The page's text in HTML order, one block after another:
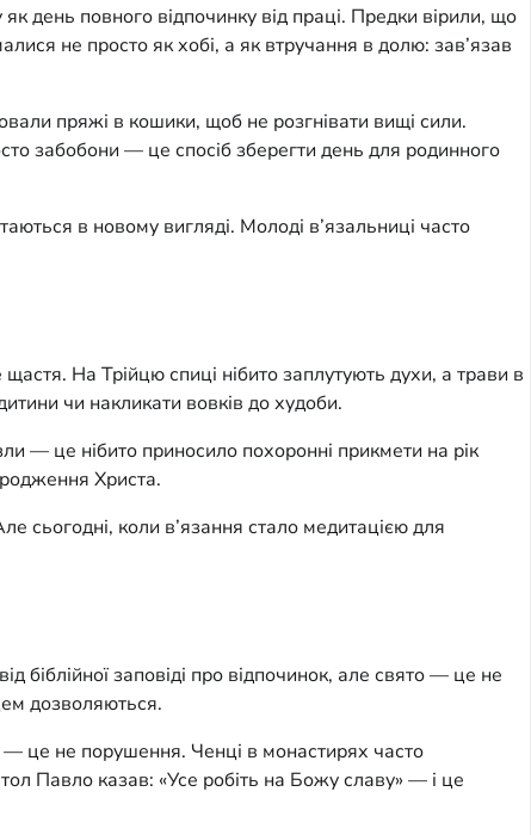
як день повного відпочинку від праці. Предки вірили, що
не просто як хобі, а як втручання в долю: зав’язав
пряжі в кошики, щоб не розгнівати вищі сили.
забобони — це спосіб зберегти день для родинного
в новому вигляді. Молоді в’язальниці часто
На Трійцю спиці нібито заплутують духи, а трави в
чи накликати вовків до худоби.
— це нібито приносило похоронні прикмети на рік
Христа.
сьогодні, коли в’язання стало медитацією для
біблійної заповіді про відпочинок, але свято — це не
дозволяються.
— це не порушення. Ченці в монастирях часто
Павло казав: «Усе робіть на Божу славу» — і це